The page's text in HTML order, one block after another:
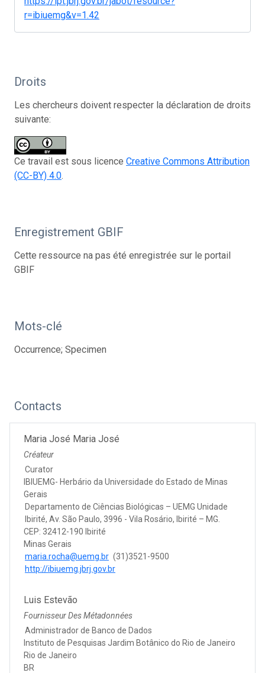
r=ibiuemg&v=1.42
Droits
Les chercheurs doivent respecter la déclaration de droits
suivante:
Ce travail est sous licence Creative Commons Attribution
(CC-BY) 4.0.
Enregistrement GBIF
Cette ressource na pas été enregistrée sur le portail
GBIF
Mots-clé
Occurrence; Specimen
Contacts
Maria José Maria José
Créateur
Curator
IBIUEMG- Herbário da Universidade do Estado de Minas
Gerais
Departamento de Ciências Biológicas – UEMG Unidade
Ibirité, Av. São Paulo, 3996 - Vila Rosário, Ibirité – MG.
CEP: 32412-190 Ibirité
Minas Gerais
maria.rocha@uemg.br (31)3521-9500
http://ibiuemg.jbrj.gov.br
Luis Estevão
Fournisseur Des Métadonnées
Administrador de Banco de Dados
Instituto de Pesquisas Jardim Botânico do Rio de Janeiro
Rio de Janeiro
BR